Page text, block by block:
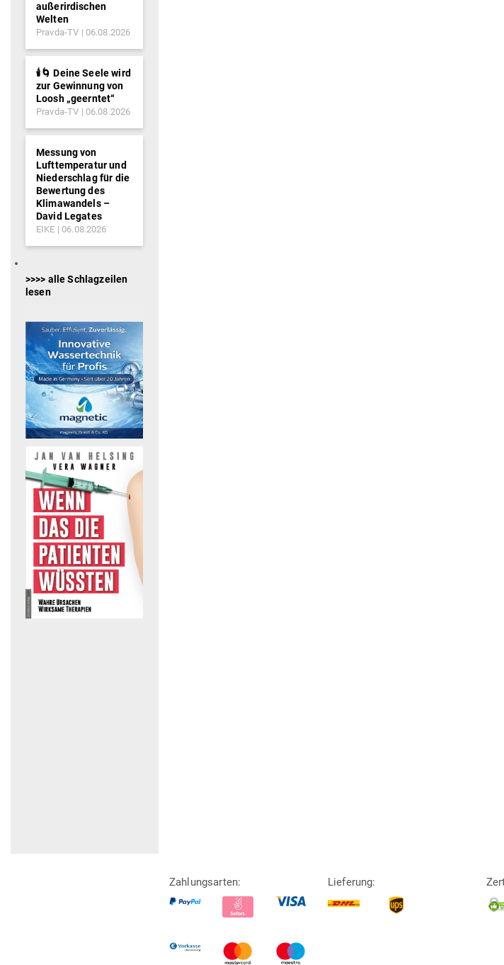
außerirdischen
Welten
Pravda-TV 06.08.2026
🕯️🌀 Deine Seele wird
zur Gewinnung von
Loosh „geerntet“
Pravda-TV 06.08.2026
Messung von
Lufttemperatur und
Niederschlag für die
Bewertung des
Klimawandels –
David Legates
EIKE 06.08.2026
>>>> alle Schlagzeilen
lesen
Zahlungsarten: Lieferung: